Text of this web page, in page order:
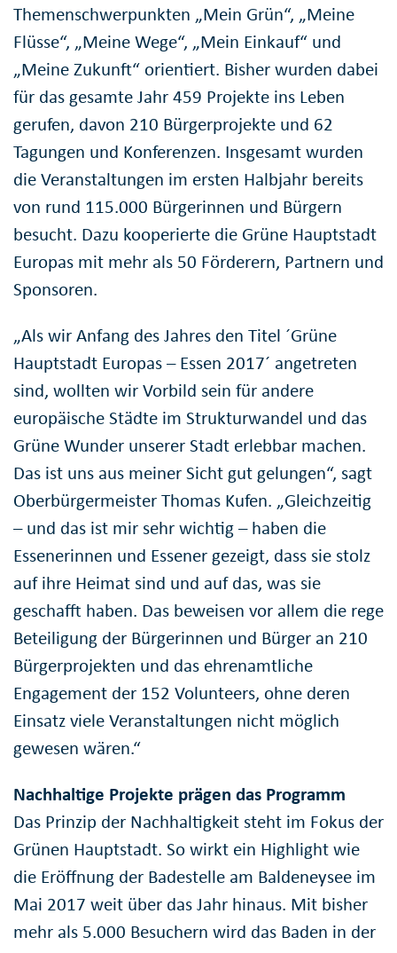
Themenschwerpunkten „Mein Grün“, „Meine
Flüsse“, „Meine Wege“, „Mein Einkauf“ und
„Meine Zukunft“ orientiert. Bisher wurden dabei
für das gesamte Jahr 459 Projekte ins Leben
gerufen, davon 210 Bürgerprojekte und 62
Tagungen und Konferenzen. Insgesamt wurden
die Veranstaltungen im ersten Halbjahr bereits
von rund 115.000 Bürgerinnen und Bürgern
besucht. Dazu kooperierte die Grüne Hauptstadt
Europas mit mehr als 50 Förderern, Partnern und
Sponsoren.
„Als wir Anfang des Jahres den Titel ´Grüne
Hauptstadt Europas – Essen 2017´ angetreten
sind, wollten wir Vorbild sein für andere
europäische Städte im Strukturwandel und das
Grüne Wunder unserer Stadt erlebbar machen.
Das ist uns aus meiner Sicht gut gelungen“, sagt
Oberbürgermeister Thomas Kufen. „Gleichzeitig
– und das ist mir sehr wichtig – haben die
Essenerinnen und Essener gezeigt, dass sie stolz
auf ihre Heimat sind und auf das, was sie
geschafft haben. Das beweisen vor allem die rege
Beteiligung der Bürgerinnen und Bürger an 210
Bürgerprojekten und das ehrenamtliche
Engagement der 152 Volunteers, ohne deren
Einsatz viele Veranstaltungen nicht möglich
gewesen wären.“
Nachhaltige Projekte prägen das Programm
Das Prinzip der Nachhaltigkeit steht im Fokus der
Grünen Hauptstadt. So wirkt ein Highlight wie
die Eröffnung der Badestelle am Baldeneysee im
Mai 2017 weit über das Jahr hinaus. Mit bisher
mehr als 5.000 Besuchern wird das Baden in der